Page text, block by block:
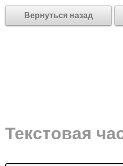
Вернуться назад
Текстовая